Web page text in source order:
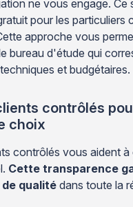
ne vous engage. Ce
pour les particuliers
approche vous
bureau d'étude qui
et budgétaires.
contrôlés
choix
contrôlés vous aident à
Cette transparence
qualité dans toute la